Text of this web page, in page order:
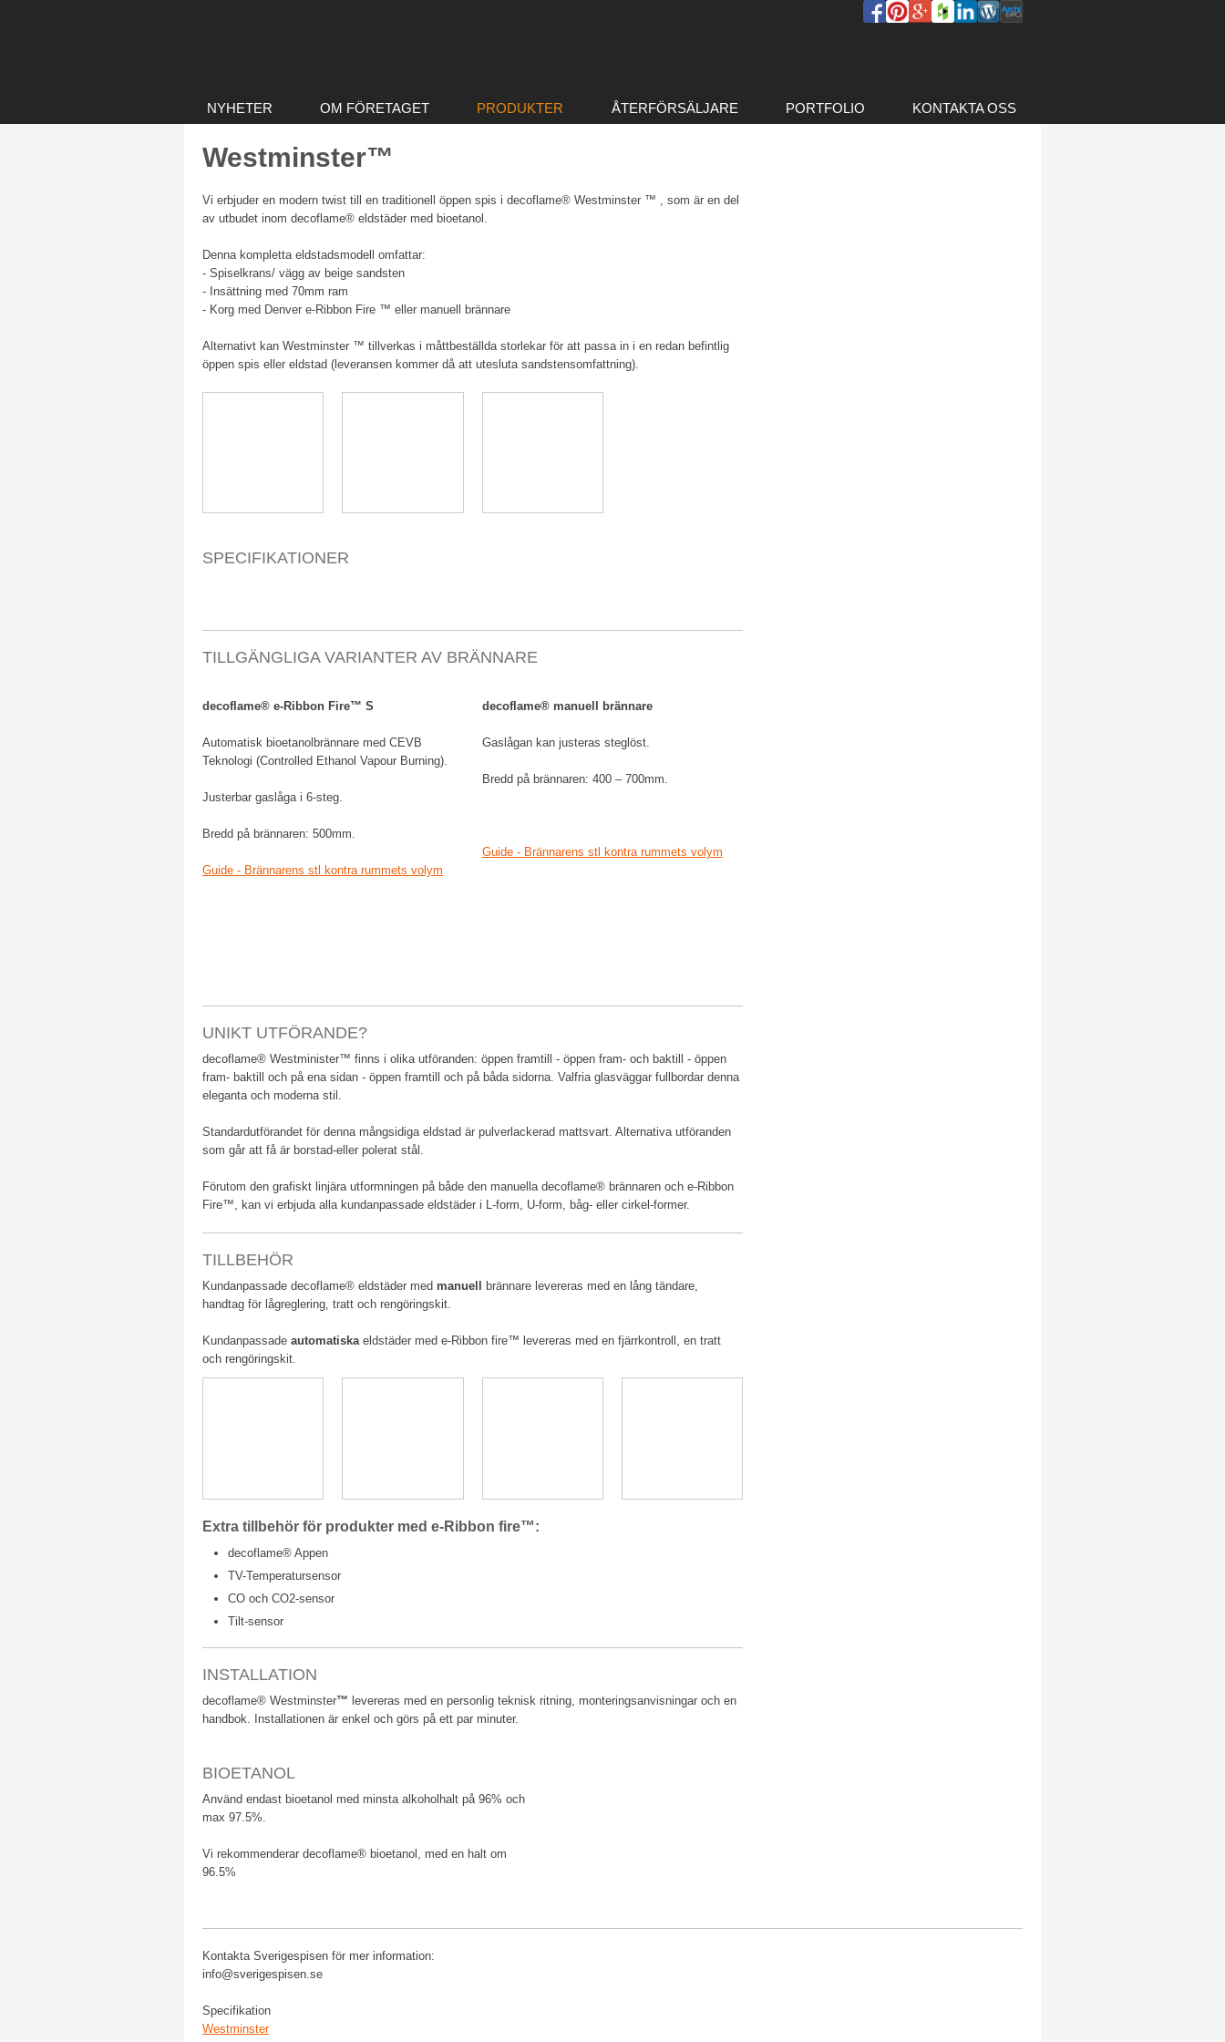
NYHETER OM FÖRETAGET PRODUKTER ÅTERFÖRSÄLJARE PORTFOLIO KONTAKTA OSS
Westminster™
Vi erbjuder en modern twist till en traditionell öppen spis i decoflame® Westminster ™ , som är en del
av utbudet inom decoflame® eldstäder med bioetanol.
Denna kompletta eldstadsmodell omfattar:
- Spiselkrans/ vägg av beige sandsten
- Insättning med 70mm ram
- Korg med Denver e-Ribbon Fire ™ eller manuell brännare
Alternativt kan Westminster ™ tillverkas i måttbeställda storlekar för att passa in i en redan befintlig
öppen spis eller eldstad (leveransen kommer då att utesluta sandstensomfattning).
​SPECIFIKATIONER
TILLGÄNGLIGA VARIANTER AV BRÄNNARE​
decoflame® e-Ribbon Fire™ S
Automatisk bioetanolbrännare med CEVB
Teknologi (Controlled Ethanol Vapour Burning).
Justerbar gaslåga i 6-steg.
Bredd på brännaren: 500mm.
Guide - Brännarens stl kontra rummets volym
decoflame® manuell brännare
Gaslågan kan justeras steglöst.
Bredd på brännaren: 400 – 700mm.​​​
Guide - Brännarens stl kontra rummets volym
UNIKT UTFÖRANDE?
​decoflame® Westminister™ finns i olika utföranden: öppen framtill - öppen fram- och baktill - öppen
fram- baktill och på ena sidan - öppen framtill och på båda sidorna. Valfria glasväggar fullbordar denna
eleganta och moderna stil.
​Standardutförandet för denna mångsidiga eldstad är pulverlackerad mattsvart. Alternativa utföranden
som går att få är borstad-eller polerat stål.
Förutom den grafiskt linjära utformningen på både den manuella decoflame® brännaren och e-Ribbon
Fire™, kan vi erbjuda alla kundanpassade eldstäder i L-form, U-form, båg- eller cirkel-former.
​​TILLBEHÖR
Kundanpassade decoflame® eldstäder med manuell
brännare levereras med en lång tändare,
handtag för lågreglering, tratt och rengöringskit.
Kundanpassade automatiska eldstäder med e-Ribbon fire™ levereras med en fjärrkontroll, en tratt
och rengöringskit.
Extra tillbehör för produkter med e-Ribbon fire™:
decoflame® Appen
TV-Temperatursensor
CO och CO2-sensor
Tilt-sensor
​INSTALLATION
​decoflame® Westminster™ levereras med en personlig teknisk ritning, monteringsanvisningar och en
handbok. Installationen är enkel och görs på ett par minuter.
BIOETANOL
Använd endast bioetanol med minsta alkoholhalt på 96% och
max 97.5%.
Vi rekommenderar decoflame® bioetanol, med en halt om
96.5%
Kontakta Sverigespisen för mer information:
info@sverigespisen.se
​Specifikation
Westminster